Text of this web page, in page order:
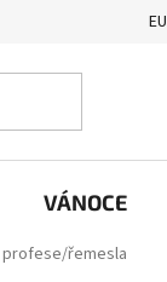
VÁNOCE
profese/řemesla